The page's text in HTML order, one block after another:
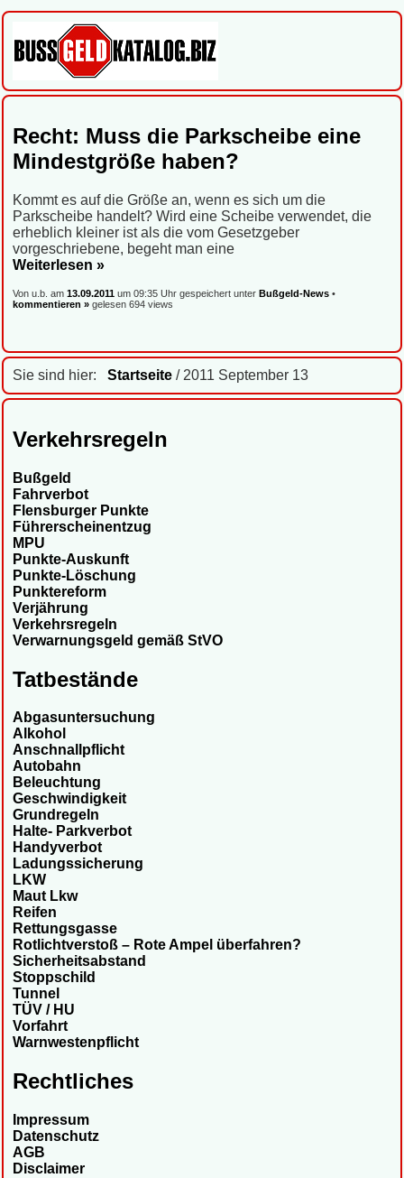
Sie sind hier: Startseite / 2011 September 13
Verkehrsregeln
Bußgeld
Fahrverbot
Flensburger Punkte
Führerscheinentzug
MPU
Punkte-Auskunft
Punkte-Löschung
Punktereform
Verjährung
Verkehrsregeln
Verwarnungsgeld gemäß StVO
Tatbestände
Abgasuntersuchung
Alkohol
Anschnallpflicht
Autobahn
Beleuchtung
Geschwindigkeit
Grundregeln
Halte- Parkverbot
Handyverbot
Ladungssicherung
LKW
Maut Lkw
Reifen
Rettungsgasse
Rotlichtverstoß – Rote Ampel überfahren?
Sicherheitsabstand
Stoppschild
Tunnel
TÜV / HU
Vorfahrt
Warnwestenpflicht
Rechtliches
Impressum
Datenschutz
AGB
Disclaimer
Recht: Muss die Parkscheibe eine
Mindestgröße haben?
Kommt es auf die Größe an, wenn es sich um die
Parkscheibe handelt? Wird eine Scheibe verwendet, die
erheblich kleiner ist als die vom Gesetzgeber
vorgeschriebene, begeht man eine
Weiterlesen »
Von u.b. am 13.09.2011 um 09:35 Uhr gespeichert unter Bußgeld-News •
kommentieren » gelesen 694 views